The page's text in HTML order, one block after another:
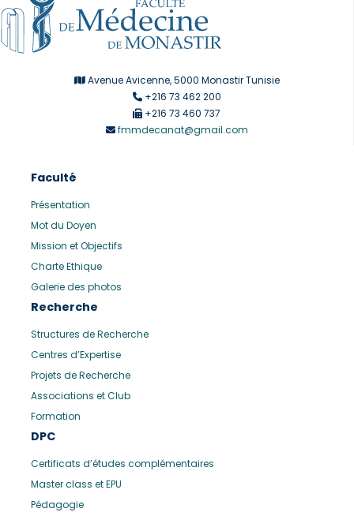
Avenue Avicenne, 5000 Monastir Tunisie
+216 73 462 200
+216 73 460 737
fmmdecanat@gmail.com
Faculté
Présentation
Mot du Doyen
Mission et Objectifs
Charte Ethique
Galerie des photos
Recherche
Structures de Recherche
Centres d’Expertise
Projets de Recherche
Associations et Club
Formation
DPC
Certificats d’études complémentaires
Master class et EPU
Pédagogie